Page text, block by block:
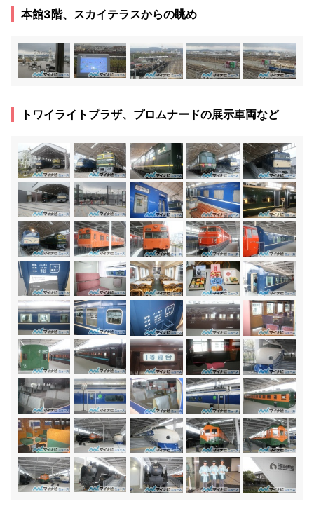
本館3階、スカイテラスからの眺め
トワイライトプラザ、プロムナードの展示車両など